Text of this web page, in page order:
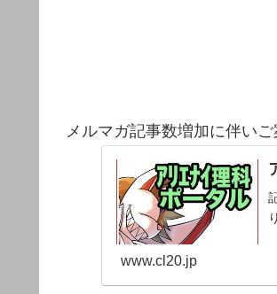
メルマガ記事数増加に伴い
www.cl20.jp